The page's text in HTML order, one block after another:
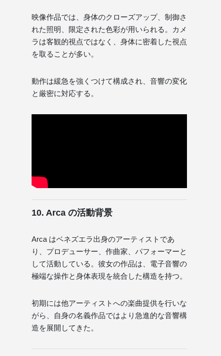
映像作品では、身体のクローズアップ、制御さ
れた照明、限定された色彩が用いられる。カメ
ラは客観的視点ではなく、身体に密着した視点
を取ることが多い。
動作は緩急を強くつけて構成され、音響の変化
と厳密に対応する。
10. Arca の活動背景
Arca はベネズエラ出身のアーティストであ
り、プロデューサー、作曲家、パフォーマーと
して活動している。彼女の作品は、電子音響の
極端な操作と身体表現を統合した構造を持つ。
初期には他アーティストへの楽曲提供を行いな
がら、自身の名義作品ではより急進的な音響構
造を展開してきた。